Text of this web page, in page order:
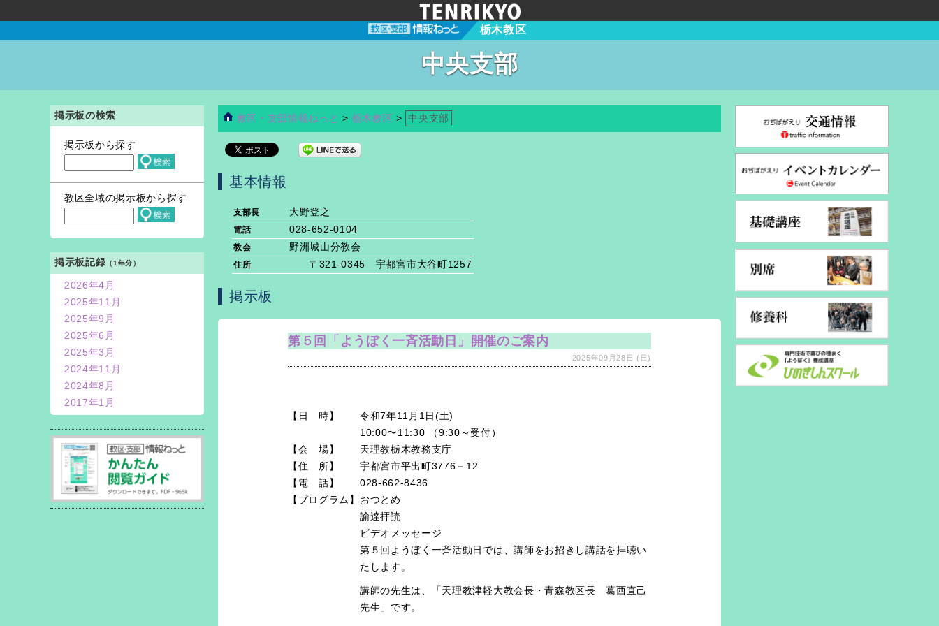
栃木教区
中央支部
教区・支部情報ねっと > 栃木教区 > 中央支部
基本情報
支部長 大野登之
電話 028-652-0104
教会 野洲城山分教会
住所 〒321-0345 宇都宮市大谷町1257
掲示板
第５回「ようぼく一斉活動日」開催のご案内
2025年09月28日 (日)
【日 時】
令和7年11月1日(土)
10:00〜11:30 （9:30～受付）
【会 場】
天理教栃木教務支庁
【住 所】
宇都宮市平出町3776－12
【電 話】
028-662-8436
【プログラム】 おつとめ
諭達拝読
ビデオメッセージ
第５回ようぼく一斉活動日では、講師をお招きし講話を拝聴い
たします。
講師の先生は、「天理教津軽大教会長・青森教区長 葛西直己
先生」です。
掲示板の検索
掲示板から探す
教区全域の掲示板から探す
掲示板記録 （1年分）
2026年4月
2025年11月
2025年9月
2025年6月
2025年3月
2024年11月
2024年8月
2017年1月